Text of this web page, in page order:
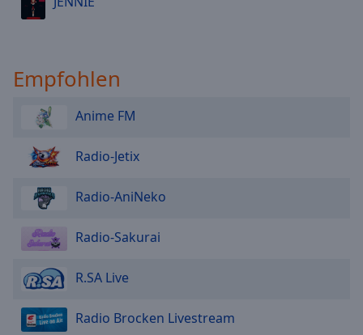
Empfohlen
Anime FM
Radio-Jetix
Radio-AniNeko
Radio-Sakurai
R.SA Live
Radio Brocken Livestream